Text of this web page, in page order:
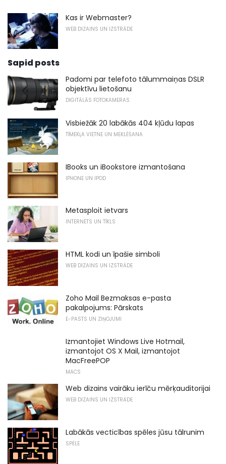
Kas ir Webmaster?
WEB DIZAINS UN IZSTRĀDE
Sapid posts
Padomi par telefoto tālummaiņas DSLR
objektīvu lietošanu
DIGITĀLĀS FOTOKAMERAS
Visbiežāk 20 labākās 404 kļūdu lapas
TĪMEKĻA VIETNE UN MEKLĒŠANA
IBooks un iBookstore izmantošana
IPHONE UN IPOD
Metasploit ietvars
INTERNETS UN TĪKLS
HTML kodi un īpašie simboli
WEB DIZAINS UN IZSTRĀDE
Zoho Mail Bezmaksas e-pasta
pakalpojums: Pārskats
E-PASTS UN ZIŅOJUMI
Izmantojiet Windows Live Hotmail,
izmantojot OS X Mail, izmantojot
MacFreePOP
MACS
Web dizains vairāku ierīču mērķauditorijai
WEB DIZAINS UN IZSTRĀDE
Labākās vecticības spēles jūsu tālrunim
SPĒLE